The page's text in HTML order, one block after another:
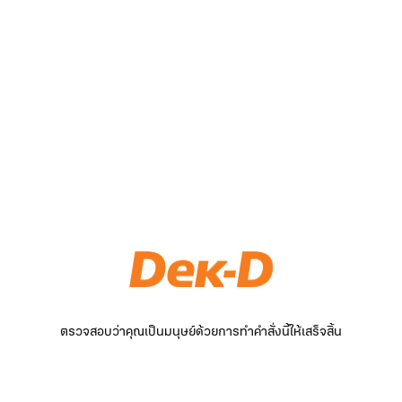
ตรวจสอบว่าคุณเป็นมนุษย์ด้วยการทำคำสั่งนี้ให้เสร็จสิ้น